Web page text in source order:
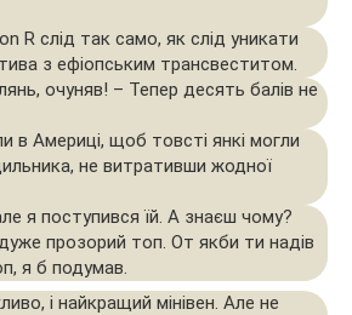
R слід так само, як слід уникати
з ефіопським трансвеститом.
очуняв! – Тепер десять балів не
в Америці, щоб товсті янкі могли
не витративши жодної
я поступився їй. А знаєш чому?
прозорий топ. От якби ти надів
я б подумав.
і найкращий мінівен. Але не